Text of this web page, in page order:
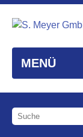
MENÜ